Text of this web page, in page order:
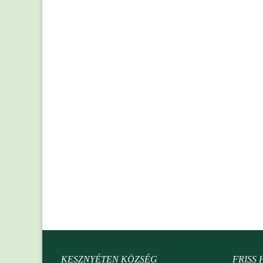
KESZNYÉTEN KÖZSÉG FRISS